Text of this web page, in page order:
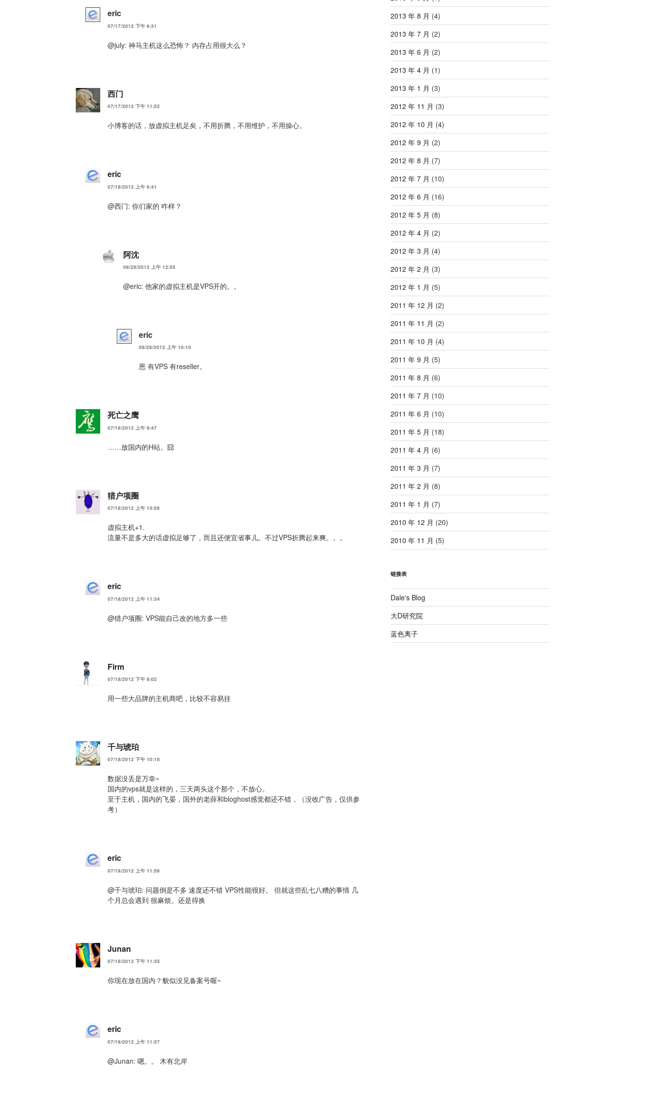
eric
07/17/2012 下午 6:31
@july: 神马主机这么恐怖？ 内存占用很大么？
西门
07/17/2012 下午 11:52
小博客的话，放虚拟主机足矣，不用折腾，不用维护，不用操心。
eric
07/18/2012 上午 6:41
@西门: 你们家的 咋样？
阿沈
08/28/2012 上午 12:55
@eric: 他家的虚拟主机是VPS开的。。
eric
08/28/2012 上午 10:10
恩 有VPS 有reseller。
死亡之鹰
07/18/2012 上午 9:47
……放国内的H站。囧
猎户项圈
07/18/2012 上午 10:56
虚拟主机+1.
流量不是多大的话虚拟足够了，而且还便宜省事儿。不过VPS折腾起来爽。。。
eric
07/18/2012 上午 11:34
@猎户项圈: VPS能自己改的地方多一些
Firm
07/18/2012 下午 8:02
用一些大品牌的主机商吧，比较不容易挂
千与琥珀
07/18/2012 下午 10:18
数据没丢是万幸~
国内的vps就是这样的，三天两头这个那个，不放心。
至于主机，国内的飞晏，国外的老薛和bloghost感觉都还不错，（没收广告，仅供参
考）
eric
07/19/2012 上午 11:58
@千与琥珀: 问题倒是不多 速度还不错 VPS性能很好。 但就这些乱七八糟的事情 几
个月总会遇到 很麻烦。还是得换
Junan
07/18/2012 下午 11:35
你现在放在国内？貌似没见备案号喔~
eric
07/19/2012 上午 11:57
@Junan: 嗯。。 木有北岸
2013 年 8 月 (4)
2013 年 7 月 (2)
2013 年 6 月 (2)
2013 年 4 月 (1)
2013 年 1 月 (3)
2012 年 11 月 (3)
2012 年 10 月 (4)
2012 年 9 月 (2)
2012 年 8 月 (7)
2012 年 7 月 (10)
2012 年 6 月 (16)
2012 年 5 月 (8)
2012 年 4 月 (2)
2012 年 3 月 (4)
2012 年 2 月 (3)
2012 年 1 月 (5)
2011 年 12 月 (2)
2011 年 11 月 (2)
2011 年 10 月 (4)
2011 年 9 月 (5)
2011 年 8 月 (6)
2011 年 7 月 (10)
2011 年 6 月 (10)
2011 年 5 月 (18)
2011 年 4 月 (6)
2011 年 3 月 (7)
2011 年 2 月 (8)
2011 年 1 月 (7)
2010 年 12 月 (20)
2010 年 11 月 (5)
链接表
Dale's Blog
大D研究院
蓝色离子